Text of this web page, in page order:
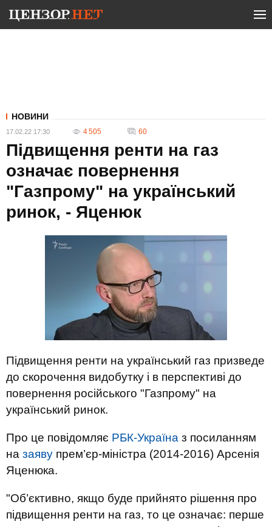
НОВИНИ
17.02.22 17:30 4 505 60
Підвищення ренти на газ
означає повернення
"Газпрому" на український
ринок, - Яценюк
Підвищення ренти на український газ призведе
до скорочення видобутку і в перспективі до
повернення російського "Газпрому" на
український ринок.
Про це повідомляє РБК-Україна з посиланням
на заяву прем’єр-міністра (2014-2016) Арсенія
Яценюка.
"Об’єктивно, якщо буде прийнято рішення про
підвищення ренти на газ, то це означає: перше